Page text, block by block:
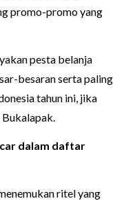
promo-promo yang
pesta belanja
besaran serta paling
tahun ini, jika
Bukalapak.
dalam daftar
ritel yang